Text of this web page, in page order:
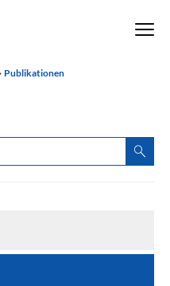
Publikationen